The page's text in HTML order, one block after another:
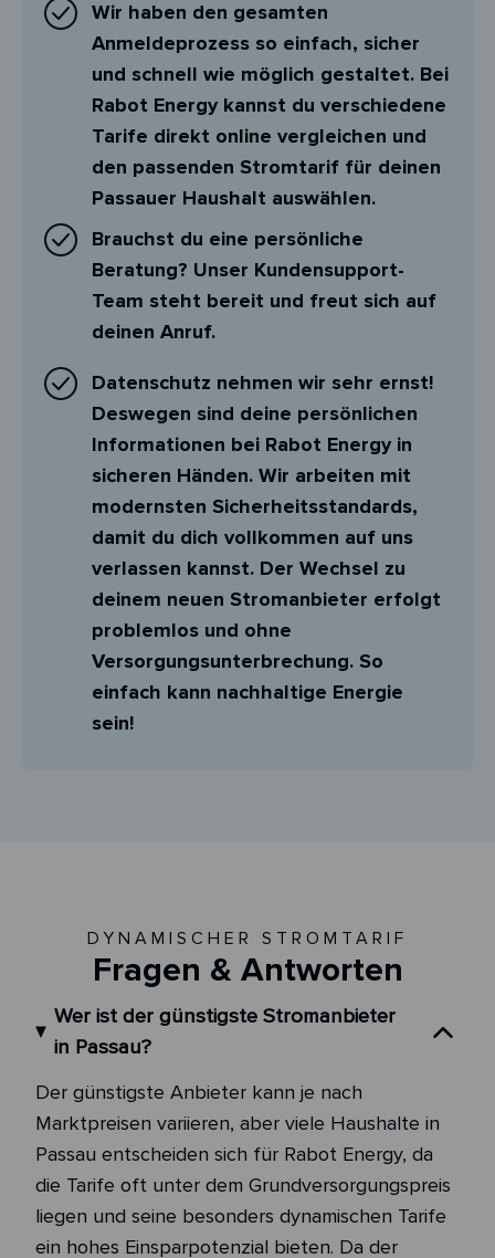
Wir haben den gesamten
Anmeldeprozess so einfach, sicher
und schnell wie möglich gestaltet. Bei
Rabot Energy kannst du verschiedene
Tarife direkt online vergleichen und
den passenden Stromtarif für deinen
Passauer Haushalt auswählen.
Brauchst du eine persönliche
Beratung? Unser Kundensupport-
Team steht bereit und freut sich auf
deinen Anruf.
Datenschutz nehmen wir sehr ernst!
Deswegen sind deine persönlichen
Informationen bei Rabot Energy in
sicheren Händen. Wir arbeiten mit
modernsten Sicherheitsstandards,
damit du dich vollkommen auf uns
verlassen kannst. Der Wechsel zu
deinem neuen Stromanbieter erfolgt
problemlos und ohne
Versorgungsunterbrechung. So
einfach kann nachhaltige Energie
sein!
DYNAMISCHER STROMTARIF
Fragen & Antworten
Wer ist der günstigste Stromanbieter
in Passau?
Der günstigste Anbieter kann je nach
Marktpreisen variieren, aber viele Haushalte in
Passau entscheiden sich für Rabot Energy, da
die Tarife oft unter dem Grundversorgungspreis
liegen und seine besonders dynamischen Tarife
ein hohes Einsparpotenzial bieten. Da der